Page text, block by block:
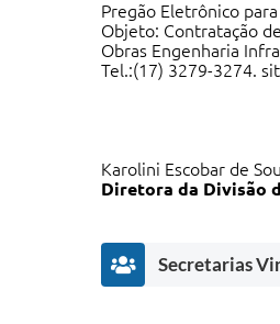
Pregão Eletrônico
Objeto: Contratação
Obras Engenharia
Tel.:(17) 3279-3274.
Karolini Escobar de
Diretora da Divisão
Secretarias